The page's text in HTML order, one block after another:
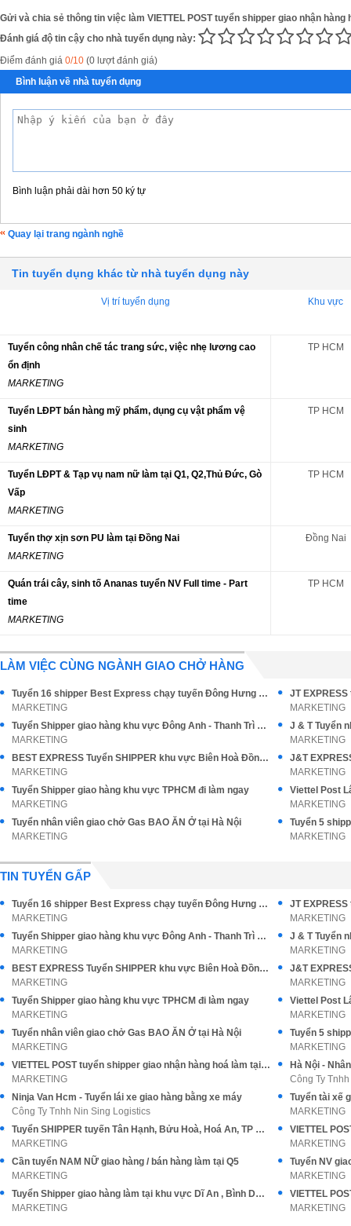
Gửi và chia sẻ thông tin việc làm VIETTEL POST tuyển shipper giao nhận hàng
Đánh giá độ tin cậy cho nhà tuyển dụng này:
Điểm đánh giá 0/10 (0 lượt đánh giá)
Bình luận về nhà tuyển dụng
Bình luận phải dài hơn 50 ký tự
Quay lại trang ngành nghề
Tin tuyển dụng khác từ nhà tuyển dụng này
Vị trí tuyển dụng Khu vực
Tuyển công nhân chế tác trang sức, việc nhẹ lương cao
ổn định
MARKETING
TP HCM
Tuyển LĐPT bán hàng mỹ phẩm, dụng cụ vật phẩm vệ
sinh
MARKETING
TP HCM
Tuyển LĐPT & Tạp vụ nam nữ làm tại Q1, Q2,Thủ Đức, Gò
Vấp
MARKETING
TP HCM
Tuyển thợ xịn sơn PU làm tại Đồng Nai
MARKETING
Đồng Nai
Quán trái cây, sinh tố Ananas tuyển NV Full time - Part
time
MARKETING
TP HCM
LÀM VIỆC CÙNG NGÀNH GIAO CHỞ HÀNG
Tuyển 16 shipper Best Express chạy tuyến Đông Hưng Thuận Q12
MARKETING
JT
MARKETING
Tuyển Shipper giao hàng khu vực Đông Anh - Thanh Trì Hà Nội
MARKETING
J & T Tuyển
MARKETING
BEST EXPRESS Tuyển SHIPPER khu vực Biên Hoà Đồng Nai
MARKETING
MARKETING
Tuyển Shipper giao hàng khu vực TPHCM đi làm ngay
MARKETING
MARKETING
Tuyển nhân viên giao chở Gas BAO ĂN Ở tại Hà Nội
MARKETING
MARKETING
TIN TUYỂN GẤP
Tuyển 16 shipper Best Express chạy tuyến Đông Hưng Thuận Q12
MARKETING
JT
MARKETING
Tuyển Shipper giao hàng khu vực Đông Anh - Thanh Trì Hà Nội
MARKETING
J & T Tuyển
MARKETING
BEST EXPRESS Tuyển SHIPPER khu vực Biên Hoà Đồng Nai
MARKETING
MARKETING
Tuyển Shipper giao hàng khu vực TPHCM đi làm ngay
MARKETING
MARKETING
Tuyển nhân viên giao chở Gas BAO ĂN Ở tại Hà Nội
MARKETING
MARKETING
VIETTEL POST tuyển shipper giao nhận hàng hoá làm tại Tân Bình
MARKETING
Hà Nội -
Công Ty
Ninja Van Hcm - Tuyển lái xe giao hàng bằng xe máy
Công Ty Tnhh Nin Sing Logistics
MARKETING
Tuyển SHIPPER tuyến Tân Hạnh, Bửu Hoà, Hoá An, TP Biên Hoà ĐN
MARKETING
MARKETING
Cần tuyển NAM NỮ giao hàng / bán hàng làm tại Q5
MARKETING
MARKETING
Tuyển Shipper giao hàng làm tại khu vực Dĩ An , Bình Dương
MARKETING
MARKETING